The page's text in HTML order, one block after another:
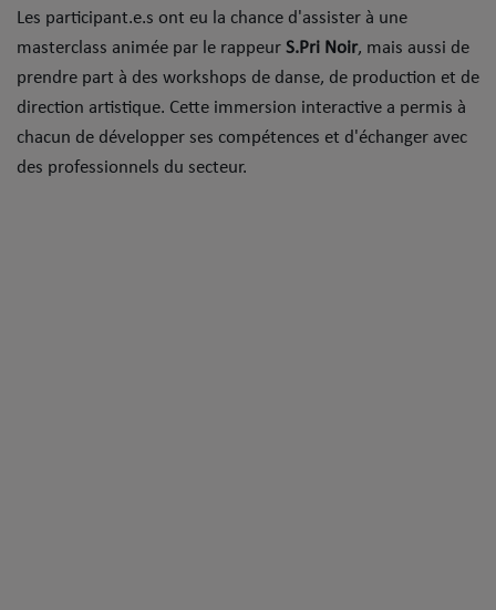
URBAN CULTURE
Sport
Mode
Les participant.e.s ont eu la chance d'assister à une
masterclass animée par le rappeur S.Pri Noir, mais aussi de
prendre part à des workshops de danse, de production et de
direction artistique. Cette immersion interactive a permis à
chacun de développer ses compétences et d'échanger avec
des professionnels du secteur.